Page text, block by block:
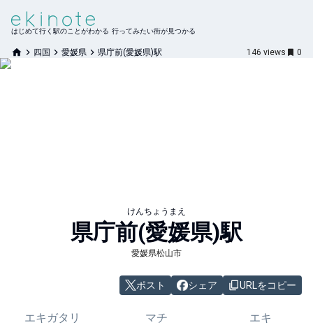
はじめて行く駅のことがわかる 行ってみたい街が見つかる
四国 愛媛県 県庁前(愛媛県)駅 146 views 0
けんちょうまえ
県庁前(愛媛県)駅
愛媛県松山市
ポスト シェア URLをコピー
エキガタリ マチ エキ